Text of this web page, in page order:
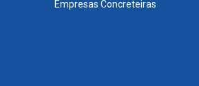
Empresas Concreteiras